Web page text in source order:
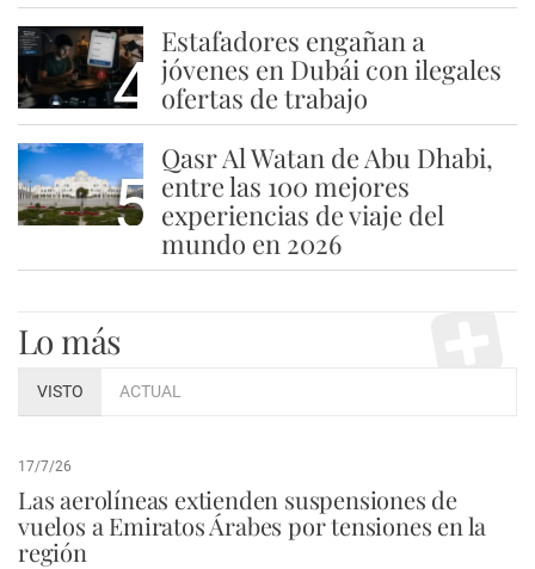
4
Estafadores engañan a
jóvenes en Dubái con ilegales
ofertas de trabajo
5
Qasr Al Watan de Abu Dhabi,
entre las 100 mejores
experiencias de viaje del
mundo en 2026
Lo más
VISTO ACTUAL
17/7/26
Las aerolíneas extienden suspensiones de
vuelos a Emiratos Árabes por tensiones en la
región